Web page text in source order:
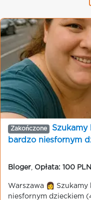
Zakończone
bardzo niesfornym
Bloger Opłata: 100 PLN
Warszawa 👩
niesfornym dzieckiem